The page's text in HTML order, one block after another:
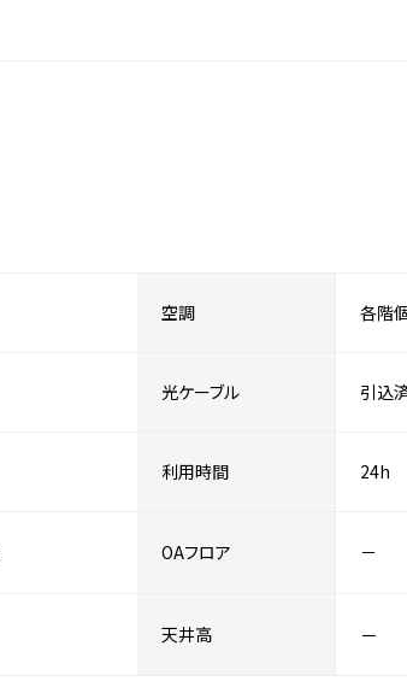
空調 各階
光ケーブル 引込
利用時間 24h
OAフロア －
天井高 －